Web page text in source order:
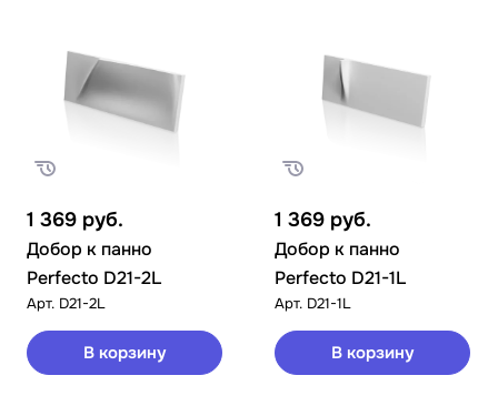
1 369 руб.
Добор к панно
Perfecto D21-2L
Арт. D21-2L
В корзину
1 369 руб.
Добор к панно
Perfecto D21-1L
Арт. D21-1L
В корзину